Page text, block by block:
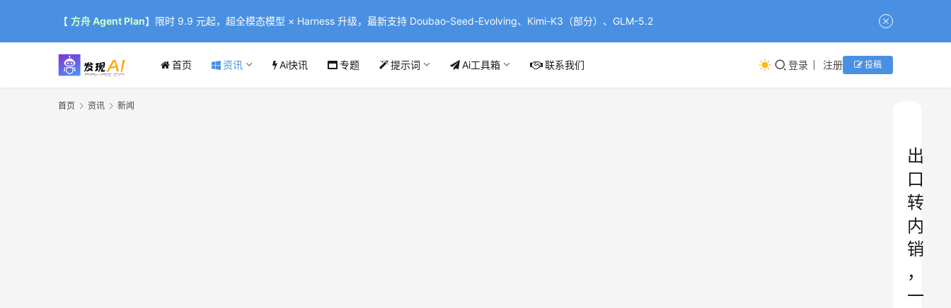
【 方舟 Agent Plan】限时 9.9 元起，超全模态模型 × Harness 升级，最新支持 Doubao-Seed-Evolving、Kimi-K3（部分）、GLM-5.2
首页 资讯 Ai快讯 专题 提示词 Ai工具箱 联系我们 登录 注册 投稿
首页 资讯 新闻
出
口
转
内
销
，
一